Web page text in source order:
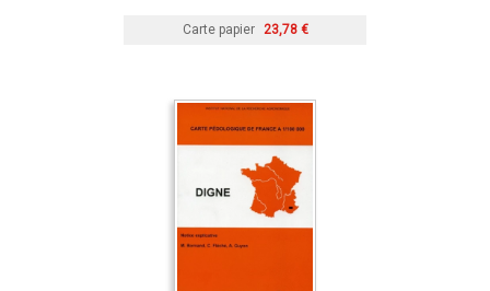
Carte papier 23,78 €